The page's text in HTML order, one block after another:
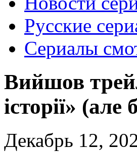
Русские
Сериалы
Вийшов
історії»
Декабрь 12,